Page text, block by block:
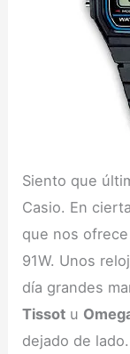
Siento que
Casio. En
que nos
91W. Unos
día grandes
Tissot u
dejado de